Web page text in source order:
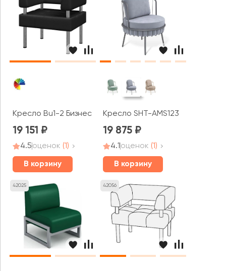
Кресло Bu1-2 Бизнес MVK
19 151
4.5оценок (1)
В корзину
Кресло SHT-AMS123
19 875
4.1 оценок (1)
В корзину
42025 42056